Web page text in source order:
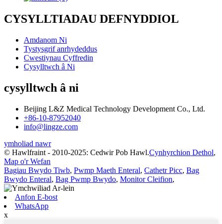
CYSYLLTIADAU DEFNYDDIOL
Amdanom Ni
Tystysgrif anrhydeddus
Cwestiynau Cyffredin
Cysylltwch â Ni
cysylltwch â ni
Beijing L&Z Medical Technology Development Co., Ltd.
+86-10-87952040
info@lingze.com
ymholiad nawr
© Hawlfraint - 2010-2025: Cedwir Pob Hawl.Cynhyrchion Dethol,
Map o'r Wefan
Bagiau Bwydo Tiwb, Pwmp Maeth Enteral, Cathetr Picc, Bag
Bwydo Enteral, Bag Pwmp Bwydo, Monitor Cleifion,
Anfon E-bost
WhatsApp
x